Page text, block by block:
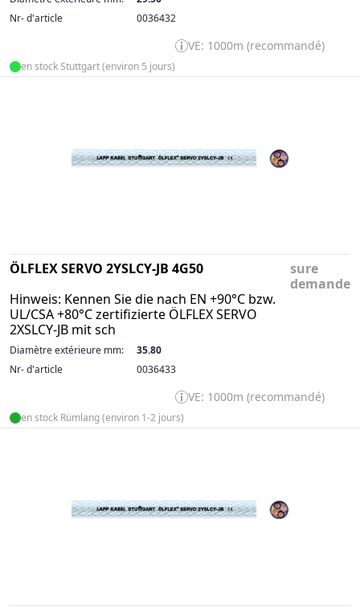
Nr- d'article
0036432
VE: 1000m (recommandé)
en stock Stuttgart (environ 5 jours)
ÖLFLEX SERVO 2YSLCY-JB 4G50
Hinweis: Kennen Sie die nach EN +90°C bzw.
UL/CSA +80°C zertifizierte ÖLFLEX SERVO
2XSLCY-JB mit sch
sure
demande
Diamètre extérieure mm:
35.80
Nr- d'article
0036433
VE: 1000m (recommandé)
en stock Rümlang (environ 1-2 jours)